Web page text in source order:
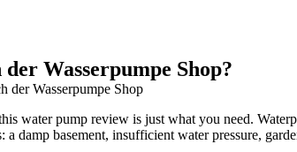
Wasserpumpe Shop?
water pump review is just what you need.
damp basement, insufficient water pressure,